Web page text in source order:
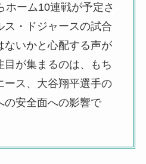
ホーム10連戦が予定さ
ス・ドジャースの試合
ないかと心配する声が
目が集まるのは、もち
ース、大谷翔平選手の
の安全面への影響で